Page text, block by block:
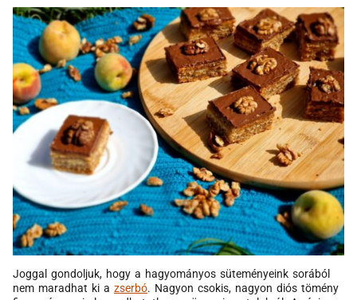
Joggal gondoljuk, hogy a hagyományos süteményeink sorából
nem maradhat ki a zserbó. Nagyon csokis, nagyon diós tömény